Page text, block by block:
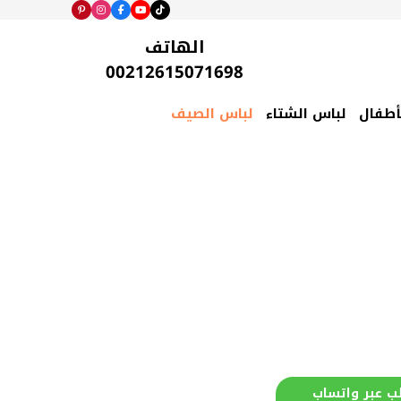
الهاتف
00212615071698
لباس الشتاء لباس الصيف
عبر واتساب